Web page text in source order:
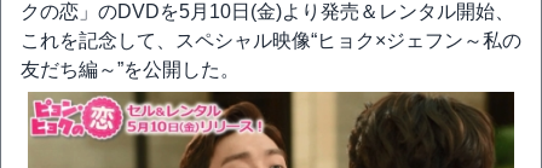
クの恋」のDVDを5月10日(金)より発売＆レンタル開始、
これを記念して、スペシャル映像“ヒョク×ジェフン～私の
友だち編～”を公開した。